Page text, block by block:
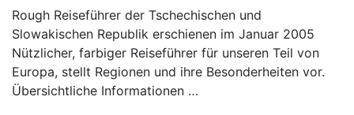
Rough Reiseführer der Tschechischen und
Slowakischen Republik erschienen im Januar 2005
Nützlicher, farbiger Reiseführer für unseren Teil von
Europa, stellt Regionen und ihre Besonderheiten vor.
Übersichtliche Informationen …